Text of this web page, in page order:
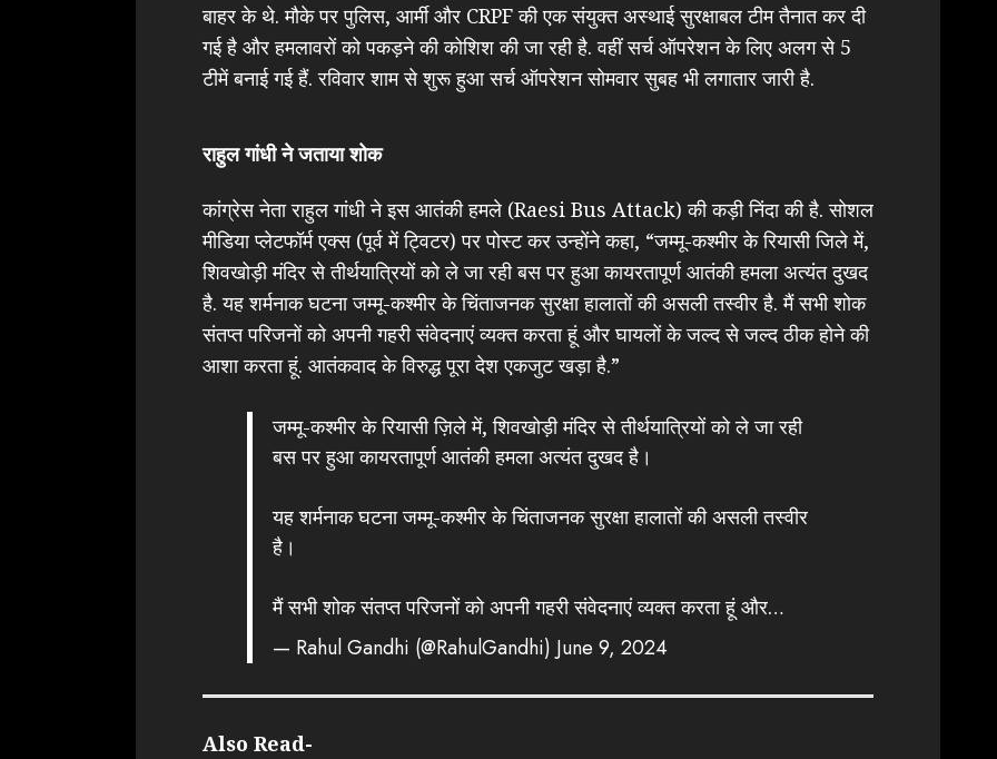
बाहर के थे. मौके पर पुलिस, आर्मी और CRPF की एक संयुक्त अस्थाई सुरक्षाबल टीम तैनात कर दी
गई है और हमलावरों को पकड़ने की कोशिश की जा रही है. वहीं सर्च ऑपरेशन के लिए अलग से 5
टीमें बनाई गई हैं. रविवार शाम से शुरू हुआ सर्च ऑपरेशन सोमवार सुबह भी लगातार जारी है.
राहुल गांधी ने जताया शोक
कांग्रेस नेता राहुल गांधी ने इस आतंकी हमले (Raesi Bus Attack) की कड़ी निंदा की है. सोशल
मीडिया प्लेटफॉर्म एक्स (पूर्व में ट्विटर) पर पोस्ट कर उन्होंने कहा, “जम्मू-कश्मीर के रियासी जिले में,
शिवखोड़ी मंदिर से तीर्थयात्रियों को ले जा रही बस पर हुआ कायरतापूर्ण आतंकी हमला अत्यंत दुखद
है. यह शर्मनाक घटना जम्मू-कश्मीर के चिंताजनक सुरक्षा हालातों की असली तस्वीर है. मैं सभी शोक
संतप्त परिजनों को अपनी गहरी संवेदनाएं व्यक्त करता हूं और घायलों के जल्द से जल्द ठीक होने की
आशा करता हूं. आतंकवाद के विरुद्ध पूरा देश एकजुट खड़ा है.”
जम्मू-कश्मीर के रियासी ज़िले में, शिवखोड़ी मंदिर से तीर्थयात्रियों को ले जा रही
बस पर हुआ कायरतापूर्ण आतंकी हमला अत्यंत दुखद है।
यह शर्मनाक घटना जम्मू-कश्मीर के चिंताजनक सुरक्षा हालातों की असली तस्वीर
है।
मैं सभी शोक संतप्त परिजनों को अपनी गहरी संवेदनाएं व्यक्त करता हूं और…
— Rahul Gandhi (@RahulGandhi) June 9, 2024
Also Read-